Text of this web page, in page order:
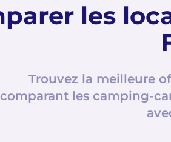
les
Trouvez la meilleure
comparant les camping-